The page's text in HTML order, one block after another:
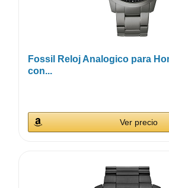
Fossil Reloj Analogico para
con...
Ver precio